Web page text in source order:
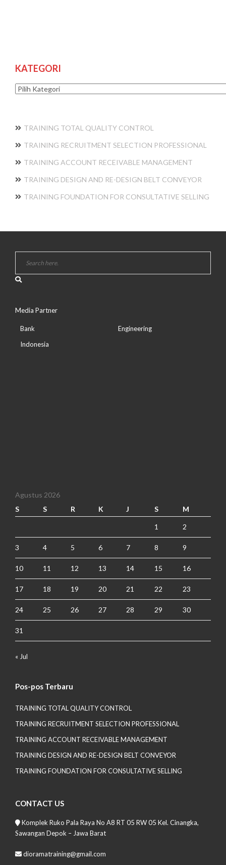
KATEGORI
Kategori
TRAINING TOTAL QUALITY CONTROL
TRAINING RECRUITMENT SELECTION PROFESSIONAL
TRAINING ACCOUNT RECEIVABLE MANAGEMENT
TRAINING DESIGN AND RE-DESIGN BELT CONVEYOR
TRAINING FOUNDATION FOR CONSULTATIVE SELLING
Media Partner
Bank
Indonesia
Engineering
Agustus 2026
S
S R K J S M
1 2
3 4 5 6 7 8 9
10 11 12 13 14 15 16
17 18 19 20 21 22 23
24 25 26 27 28 29 30
31
« Jul
Pos-pos Terbaru
TRAINING TOTAL QUALITY CONTROL
TRAINING RECRUITMENT SELECTION PROFESSIONAL
TRAINING ACCOUNT RECEIVABLE MANAGEMENT
TRAINING DESIGN AND RE-DESIGN BELT CONVEYOR
TRAINING FOUNDATION FOR CONSULTATIVE SELLING
CONTACT US
Komplek Ruko Pala Raya No A8 RT 05 RW 05 Kel. Cinangka,
Sawangan Depok – Jawa Barat
dioramatraining@gmail.com